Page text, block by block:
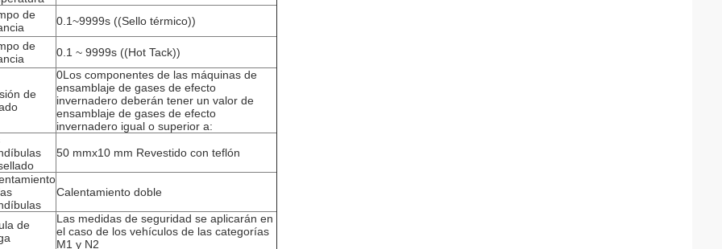
de
0.1~9999s ((Sello térmico))
de
0.1 ~ 9999s ((Hot Tack))
de
0Los componentes de las máquinas de
ensamblaje de gases de efecto
invernadero deberán tener un valor de
ensamblaje de gases de efecto
invernadero igual o superior a:
50 mmx10 mm Revestido con teflón
Calentamiento doble
de
Las medidas de seguridad se aplicarán en
el caso de los vehículos de las categorías
M1 y N2